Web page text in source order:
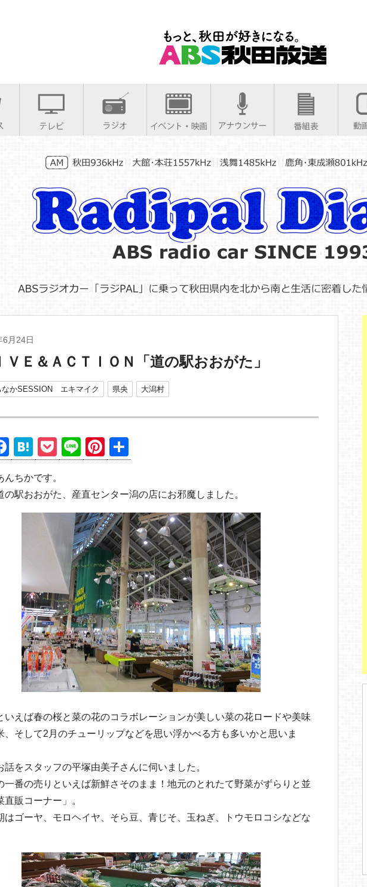
6月24日
ＶＥ＆ＡＣＴＩＯＮ「道の駅おおがた」
なかSESSION エキマイク 県央 大潟村
F
a
c
e
H
at
e
n
P
o
ck
et
Li
n
e
Pi
nt
er
e
st
有
んちかです。
の駅おおがた、産直センター潟の店にお邪魔しました。
いえば春の桜と菜の花のコラボレーションが美しい菜の花ロードや美味
、そして2月のチューリップなどを思い浮かべる方も多いかと思いま
話をスタッフの平塚由美子さんに伺いました。
一番の売りといえば新鮮さそのまま！地元のとれたて野菜がずらりと並
直販コーナー」。
はゴーヤ、モロヘイヤ、そら豆、青じそ、玉ねぎ、トウモロコシなどな